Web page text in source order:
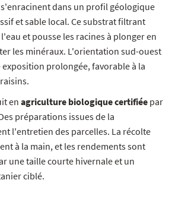
dans un profil géologique
et sable local. Ce substrat filtrant
et pousse les racines à plonger en
les minéraux. L'orientation sud-ouest
prolongée, favorable à la
en agriculture biologique certifiée par
préparations issues de la
l'entretien des parcelles. La récolte
à la main, et les rendements sont
une taille courte hivernale et un
ciblé.